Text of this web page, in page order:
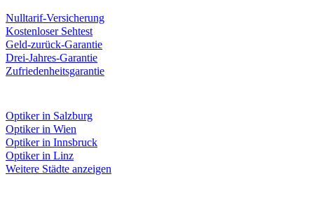
Nulltarif-Versicherung
Kostenloser Sehtest
Geld-zurück-Garantie
Drei-Jahres-Garantie
Zufriedenheitsgarantie
Optiker in Salzburg
Optiker in Wien
Optiker in Innsbruck
Optiker in Linz
Weitere Städte anzeigen